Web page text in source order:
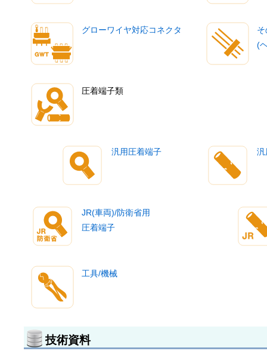
グローワイヤ対応コネクタ
(
圧着端子類
汎用圧着端子 汎
JR(車両)/防衛省用
圧着端子
工具/機械
技術資料